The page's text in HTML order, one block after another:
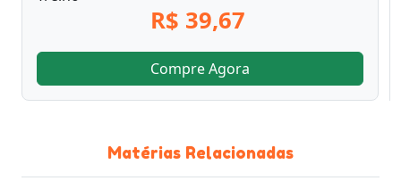
R$ 39,67
Compre Agora
Matérias Relacionadas